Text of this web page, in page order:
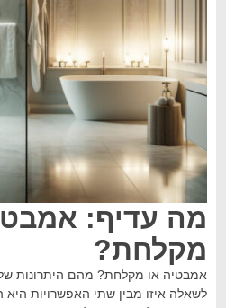
מה עדיף:
מקלחת?
אמבטיה או מקלחת? מהם היתרונות
לשאלה איזו מבין שתי האפשרויות היא